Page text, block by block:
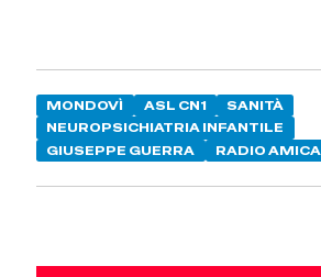
MONDOVÌ ASL CN1
SANITÀ
NEUROPSICHIATRIA INFANTILE
GIUSEPPE GUERRA
RADIO AMICA